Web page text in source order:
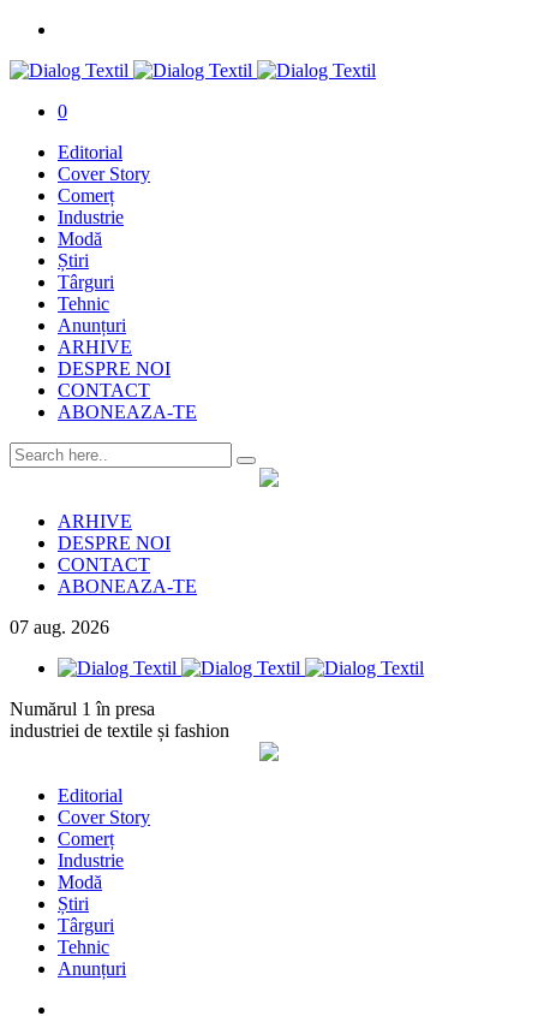
0
Editorial
Cover Story
Comerț
Industrie
Modă
Știri
Târguri
Tehnic
Anunțuri
ARHIVE
DESPRE NOI
CONTACT
ABONEAZA-TE
ARHIVE
DESPRE NOI
CONTACT
ABONEAZA-TE
07 aug. 2026
Numărul 1 în presa
industriei de textile și fashion
Editorial
Cover Story
Comerț
Industrie
Modă
Știri
Târguri
Tehnic
Anunțuri